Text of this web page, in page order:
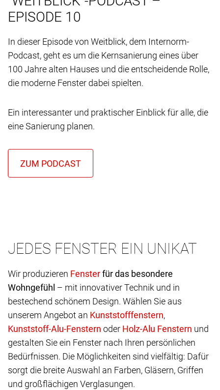
EPISODE 10
In dieser Episode von Weitblick, dem Internorm-
Podcast, geht es um die Kernsanierung eines über
100 Jahre alten Hauses und die entscheidende Rolle,
die moderne Fenster dabei spielten.
Ein interessanter und praktischer Einblick für alle, die
eine Sanierung planen.
JEDES FENSTER EIN UNIKAT
Wir produzieren
für das besondere
Wohngefühl – mit innovativer Technik und in
bestechend schönem Design. Wählen Sie aus
unserem Angebot an
,
oder
und
gestalten Sie ein Fenster nach Ihren persönlichen
Bedürfnissen. Die Möglichkeiten sind vielfältig: Dafür
sorgt die breite Auswahl an Farben, Gläsern, Griffen
und großflächigen Verglasungen.